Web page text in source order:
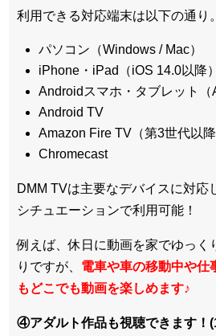
利用できる対応端末は以下の通り。
パソコン（Windows / Mac）
iPhone・iPad（iOS 14.0以降）
Androidスマホ・タブレット（
Android TV
Amazon Fire TV（第3世代以降
Chromecast
DMM TVは主要なデバイスに対応
シチュエーションで利用可能！
例えば、休日に動画を家でゆっく
りですが、 電車や車の移動中や仕
もどこでも動画を楽しめます♪
④アダルト作品も視聴できます！